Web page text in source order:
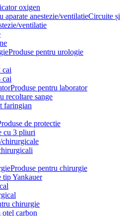
oxigen
Circuite și
ventilatie
Produse pentru urologie
cai
cai
Produse pentru laborator
recoltare sange
faringian
de protectie
cu 3 pliuri
chirurgicale
Produse pentru chirurgie
tip Yankauer
chirurgie
carbon